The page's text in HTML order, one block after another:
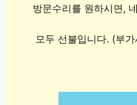
방문수리를 원하시면,
모두 선불입니다. (부